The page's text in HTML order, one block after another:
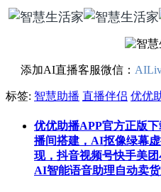
添加AI直播客服微信：
标签: 智慧助播 直播伴侣 优优
优优助播APP官方正版
播间搭建，AI抠像绿幕
现，抖音视频号快手美
AI智能语音助理自动卖